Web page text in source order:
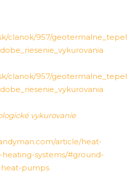
clanok/957/geotermalne_tepel
clanok/957/geotermalne_tepel
vykurovanie
article/heat-
systems/#ground-
pumps